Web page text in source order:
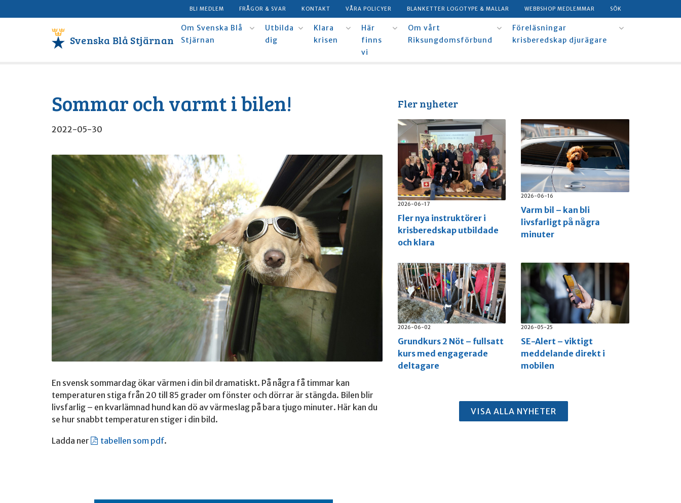
BLI MEDLEM FRÅGOR & SVAR KONTAKT VÅRA POLICYER BLANKETTER LOGOTYPE & MALLAR WEBBSHOP MEDLEMMAR SÖK
Svenska Blå Stjärnan
Om Svenska Blå
Stjärnan
Utbilda
dig
Klara
krisen
Här
finns
vi
Om vårt
Riksungdomsförbund
Föreläsningar
krisberedskap djurägare
Sommar och varmt i bilen!
2022-05-30
En svensk sommardag ökar värmen i din bil dramatiskt. På några få timmar kan
temperaturen stiga från 20 till 85 grader om fönster och dörrar är stängda. Bilen blir
livsfarlig – en kvarlämnad hund kan dö av värmeslag på bara tjugo minuter. Här kan du
se hur snabbt temperaturen stiger i din bild.
Ladda ner tabellen som pdf.
Fler nyheter
2026-06-17
Fler nya instruktörer i
krisberedskap utbildade
och klara
2026-06-16
Varm bil – kan bli
livsfarligt på några
minuter
2026-06-02
Grundkurs 2 Nöt – fullsatt
kurs med engagerade
deltagare
2026-05-25
SE-Alert – viktigt
meddelande direkt i
mobilen
VISA ALLA NYHETER